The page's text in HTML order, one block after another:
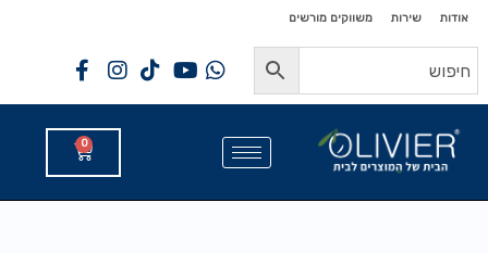
לתוכן
לתוכן
אודות שירות משווקים מורשים
0